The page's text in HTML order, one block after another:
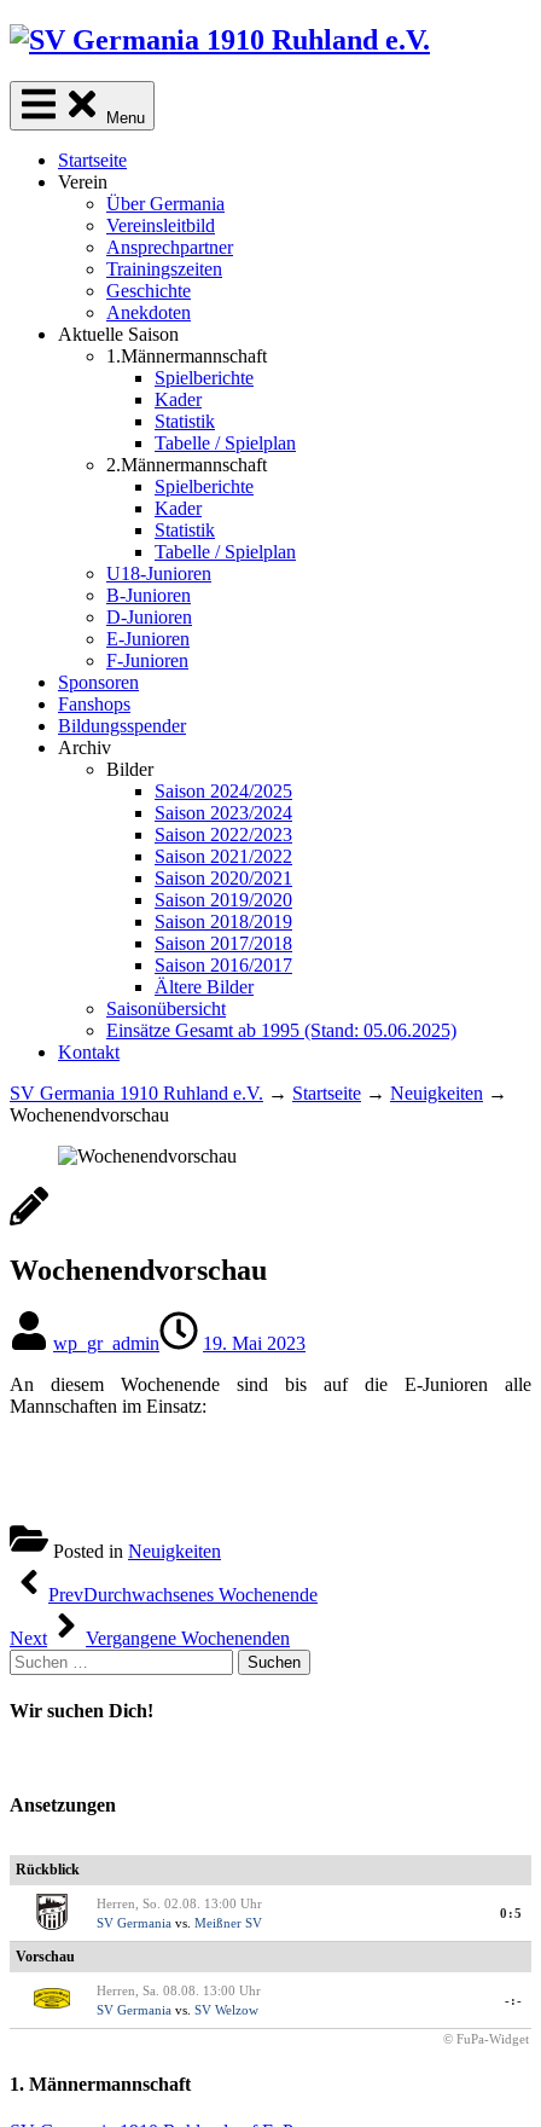
Skip
content
Menu
Startseite
Verein
Über Germania
Vereinsleitbild
Ansprechpartner
Trainingszeiten
Geschichte
Anekdoten
Aktuelle Saison
1.Männermannschaft
Spielberichte
Kader
Statistik
Tabelle / Spielplan
2.Männermannschaft
Spielberichte
Kader
Statistik
Tabelle / Spielplan
U18-Junioren
B-Junioren
D-Junioren
E-Junioren
F-Junioren
Sponsoren
Fanshops
Bildungsspender
Archiv
Bilder
Saison 2024/2025
Saison 2023/2024
Saison 2022/2023
Saison 2021/2022
Saison 2020/2021
Saison 2019/2020
Saison 2018/2019
Saison 2017/2018
Saison 2016/2017
Ältere Bilder
Saisonübersicht
Einsätze Gesamt ab 1995 (Stand: 05.06.2025)
Kontakt
SV Germania 1910 Ruhland e.V. → Startseite → Neuigkeiten →
Wochenendvorschau
Wochenendvorschau
wp_gr_admin
19. Mai 2023
An diesem Wochenende sind bis auf die E-Junioren alle
Mannschaften im Einsatz:
Posted in Neuigkeiten
Beitragsnavigation
PrevDurchwachsenes Wochenende
Next
Vergangene Wochenenden
Suchen
nach:
Wir suchen Dich!
Ansetzungen
Rückblick
Herren, So. 02.08. 13:00 Uhr
SV Germania vs. Meißner SV
0:5
Vorschau
Herren, Sa. 08.08. 13:00 Uhr
SV Germania vs. SV Welzow
-:-
© FuPa-Widget
1. Männermannschaft